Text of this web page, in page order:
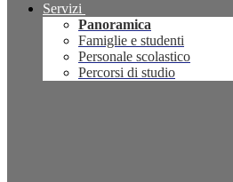
Servizi
Panoramica
Famiglie e studenti
Personale scolastico
Percorsi di studio